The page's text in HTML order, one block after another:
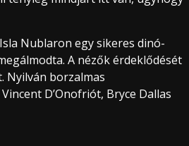
Nublaron egy sikeres dinó-
A nézők érdeklődését
Nyilván borzalmas
D’Onofriót, Bryce Dallas